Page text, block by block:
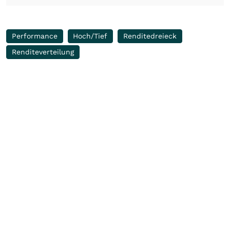
Performance Hoch/Tief
Renditedreieck
Renditeverteilung